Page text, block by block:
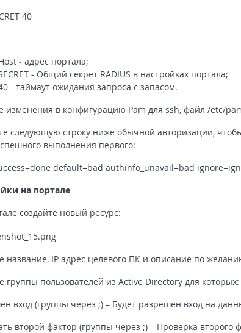
40
- адрес портала;
- Общий секрет RADIUS в настройках портала;
- таймаут ожидания запроса с запасом.
изменения в конфигурацию Pam для ssh, файл /etc/
следующую строку ниже обычной авторизации,
выполнения первого:
default=bad authinfo_unavail=bad
на портале
создайте новый ресурс:
название, IP адрес целевого ПК и описание по
группы пользователей из Active Directory для которых:
вход (группы через ;) – Будет разрешен вход на
второй фактор (группы через ;) – Проверка второго